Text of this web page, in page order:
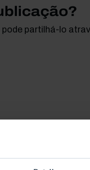
partilhá-lo